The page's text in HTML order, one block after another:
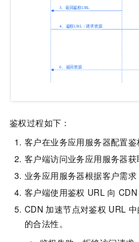
鉴权过程如下：
客户在业务应用服务器配置鉴
客户端访问业务应用服务器获
业务应用服务器根据客户需
客户端使用鉴权 URL 向 CDN
CDN 加速节点对鉴权 URL
的合法性。